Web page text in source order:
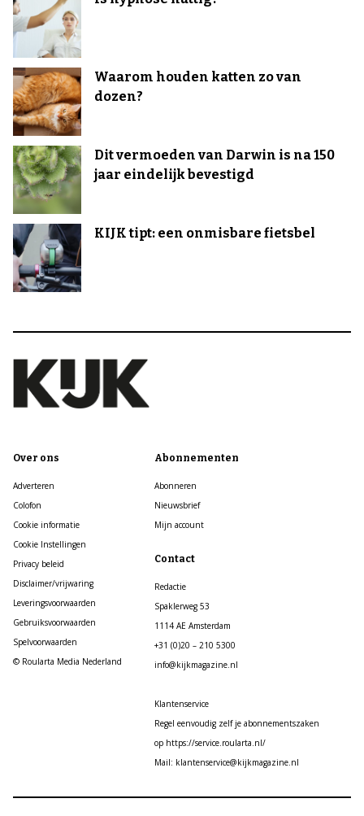
Waarom houden katten zo van
dozen?
Dit vermoeden van Darwin is na 150
jaar eindelijk bevestigd
KIJK tipt: een onmisbare fietsbel
Over ons
Adverteren
Colofon
Cookie informatie
Cookie Instellingen
Privacy beleid
Disclaimer/vrijwaring
Leveringsvoorwaarden
Gebruiksvoorwaarden
Spelvoorwaarden
© Roularta Media Nederland
Abonnementen
Abonneren
Nieuwsbrief
Mijn account
Contact
Redactie
Spaklerweg 53
1114 AE Amsterdam
+31 (0)20 – 210 5300
info@kijkmagazine.nl
Klantenservice
Regel eenvoudig zelf je abonnementszaken
op https://service.roularta.nl/
Mail: klantenservice@kijkmagazine.nl